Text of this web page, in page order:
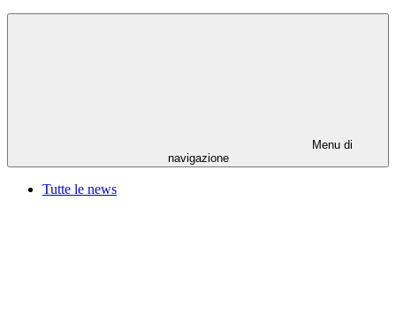
Menu di
navigazione
Tutte le news